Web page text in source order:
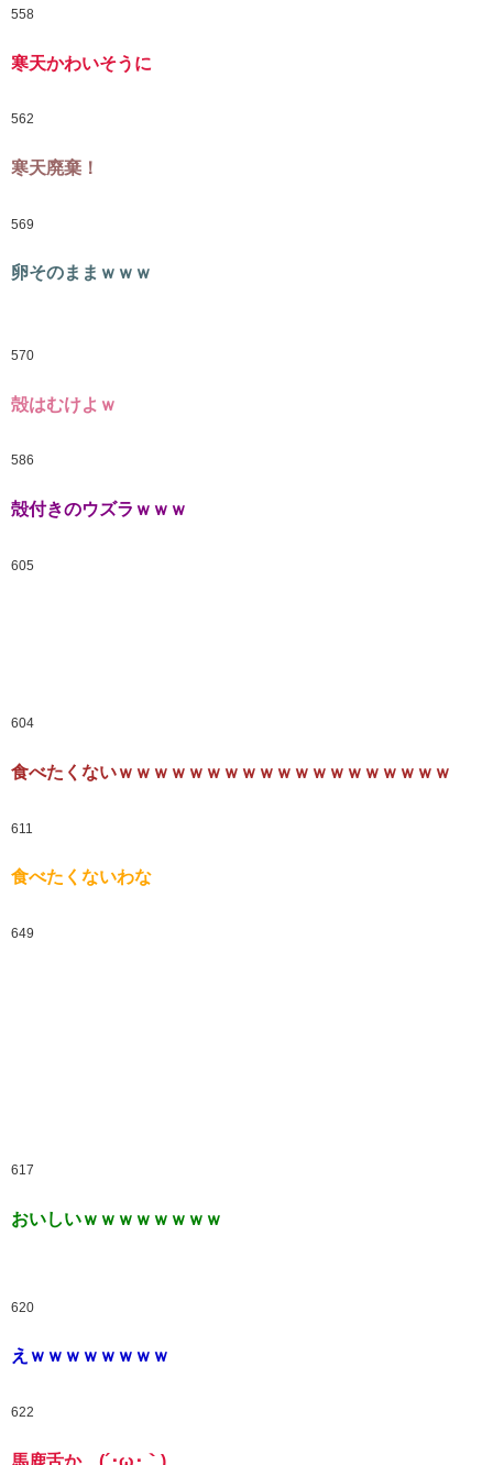
558
寒天かわいそうに
562
寒天廃棄！
569
卵そのままｗｗｗ
570
殻はむけよｗ
586
殻付きのウズラｗｗｗ
605
604
食べたくないｗｗｗｗｗｗｗｗｗｗｗｗｗｗｗｗｗｗｗ
611
食べたくないわな
649
617
おいしいｗｗｗｗｗｗｗｗ
620
えｗｗｗｗｗｗｗｗ
622
馬鹿舌か…(´･ω･｀)